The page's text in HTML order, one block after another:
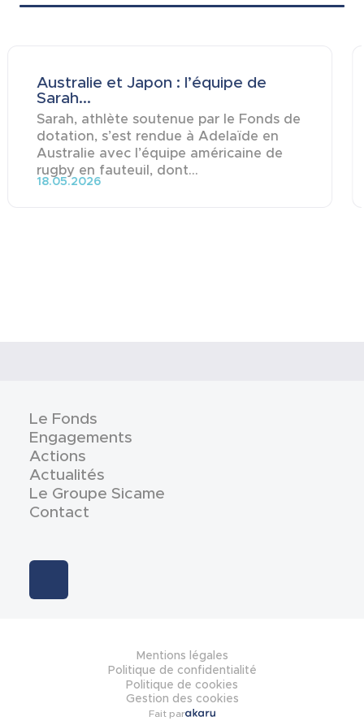
Australie et Japon : l’équipe de
Sarah...
Sarah, athlète soutenue par le Fonds de
dotation, s’est rendue à Adelaïde en
Australie avec l’équipe américaine de
rugby en fauteuil, dont...
18.05.2026
Le Fonds
Engagements
Actions
Actualités
Le Groupe Sicame
Contact
Mentions légales
Politique de confidentialité
Politique de cookies
Gestion des cookies
Fait par